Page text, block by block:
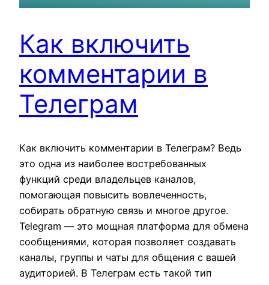
Как включить
комментарии в
Телеграм
Как включить комментарии в Телеграм? Ведь
это одна из наиболее востребованных
функций среди владельцев каналов,
помогающая повысить вовлеченность,
собирать обратную связь и многое другое.
Telegram — это мощная платформа для обмена
сообщениями, которая позволяет создавать
каналы, группы и чаты для общения с вашей
аудиторией. В Телеграм есть такой тип